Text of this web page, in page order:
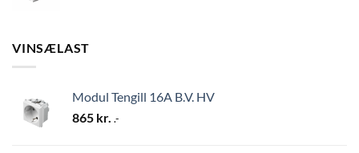
VINSÆLAST
Modul Tengill 16A B.V. HV
865 kr. .-